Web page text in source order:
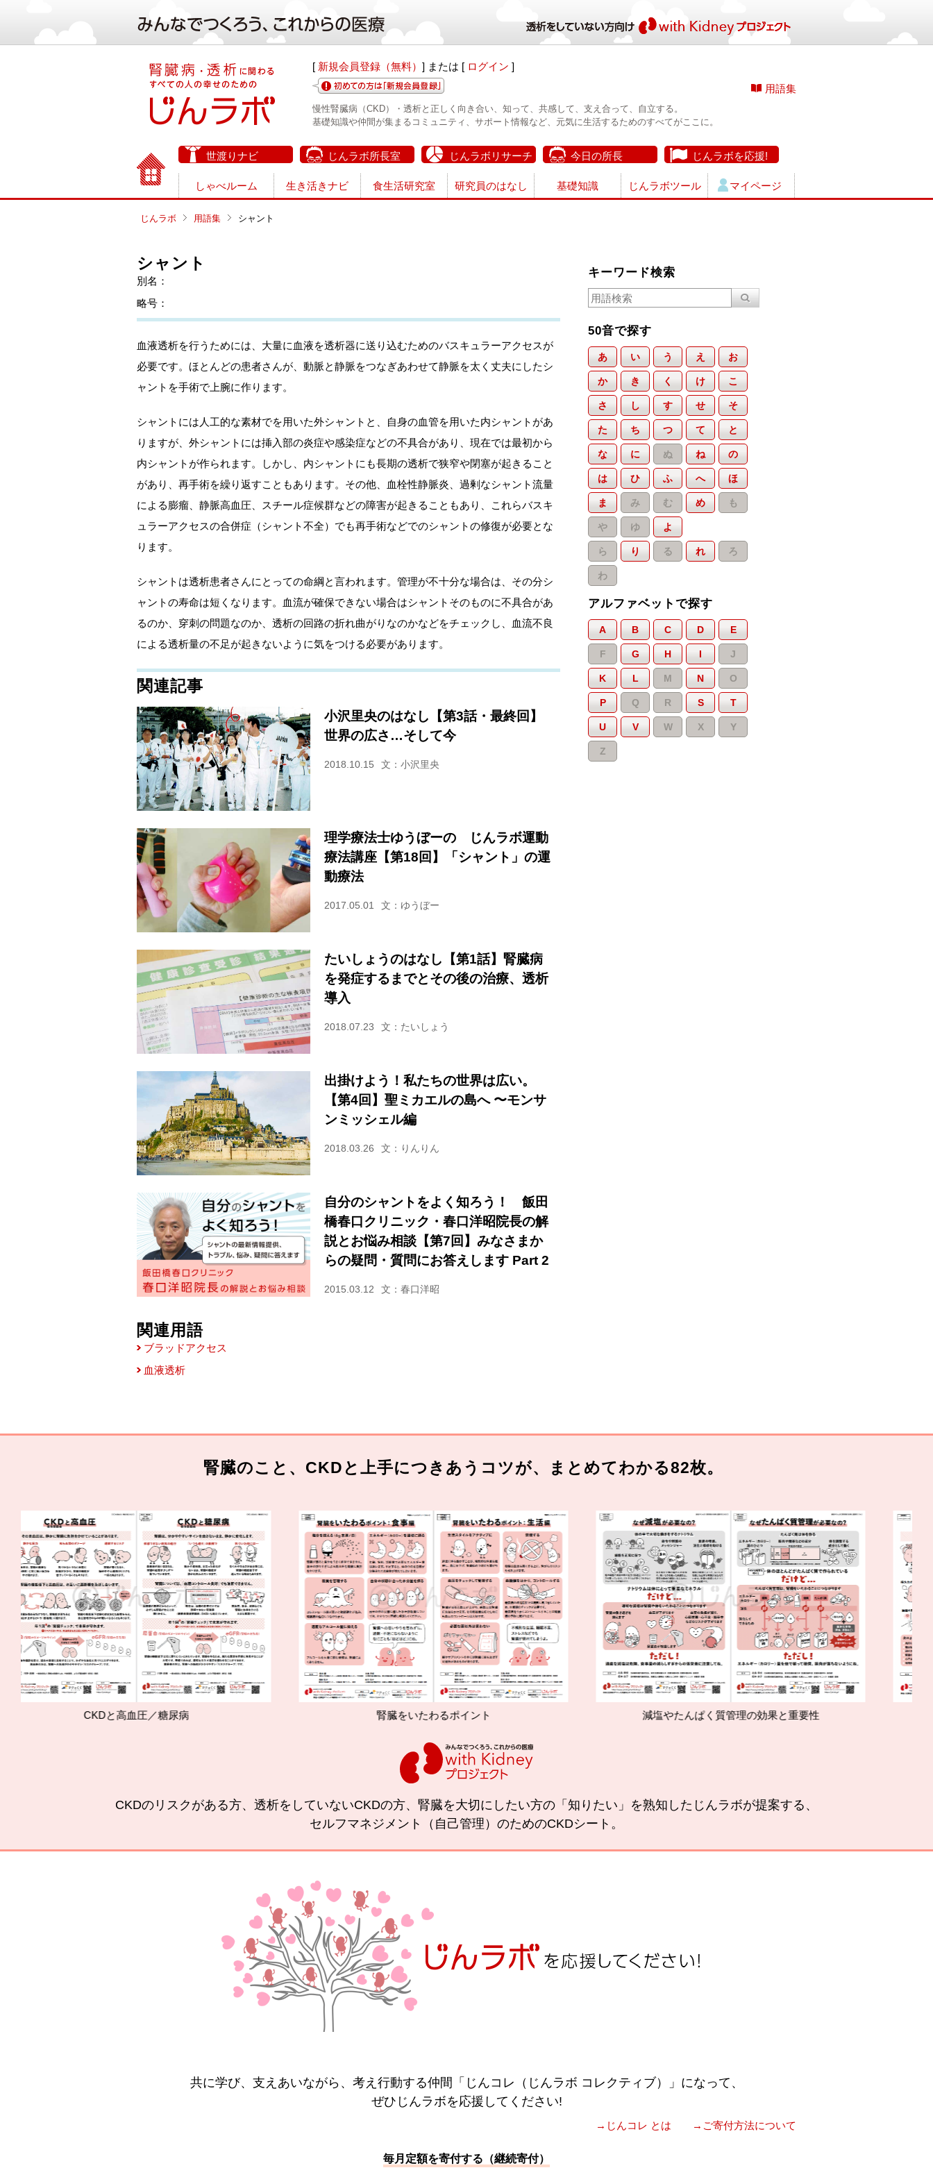
[ 新規会員登録（無料） ] または [ ログイン ]
用語集
慢性腎臓病（CKD）・透析と正しく向き合い、知って、共感して、支え合って、自立する。
基礎知識や仲間が集まるコミュニティ、サポート情報など、元気に生活するためのすべてがここに。
世渡りナビ じんラボ所長室 じんラボリサーチ 今日の所長 じんラボを応援!
しゃべルーム 生き活きナビ 食生活研究室 研究員のはなし 基礎知識 じんラボツール マイページ
じんラボ 用語集 シャント
シャント
別名：
略号：
血液透析を行うためには、大量に血液を透析器に送り込むためのバスキュラーアクセスが
必要です。ほとんどの患者さんが、動脈と静脈をつなぎあわせて静脈を太く丈夫にしたシ
ャントを手術で上腕に作ります。
シャントには人工的な素材でを用いた外シャントと、自身の血管を用いた内シャントがあ
りますが、外シャントには挿入部の炎症や感染症などの不具合があり、現在では最初から
内シャントが作られます。しかし、内シャントにも長期の透析で狭窄や閉塞が起きること
があり、再手術を繰り返すこともあります。その他、血栓性静脈炎、過剰なシャント流量
による膨瘤、静脈高血圧、スチール症候群などの障害が起きることもあり、これらバスキ
ュラーアクセスの合併症（シャント不全）でも再手術などでのシャントの修復が必要とな
ります。
シャントは透析患者さんにとっての命綱と言われます。管理が不十分な場合は、その分シ
ャントの寿命は短くなります。血流が確保できない場合はシャントそのものに不具合があ
るのか、穿刺の問題なのか、透析の回路の折れ曲がりなのかなどをチェックし、血流不良
による透析量の不足が起きないように気をつける必要があります。
関連記事
小沢里央のはなし【第3話・最終回】
世界の広さ…そして今
2018.10.15 文：小沢里央
理学療法士ゆうぼーの じんラボ運動
療法講座【第18回】「シャント」の運
動療法
2017.05.01 文：ゆうぼー
たいしょうのはなし【第1話】腎臓病
を発症するまでとその後の治療、透析
導入
2018.07.23 文：たいしょう
出掛けよう！私たちの世界は広い。
【第4回】聖ミカエルの島へ 〜モンサ
ンミッシェル編
2018.03.26 文：りんりん
自分のシャントをよく知ろう！ 飯田
橋春口クリニック・春口洋昭院長の解
説とお悩み相談【第7回】みなさまか
らの疑問・質問にお答えします Part 2
2015.03.12 文：春口洋昭
関連用語
ブラッドアクセス
血液透析
キーワード検索
50音で探す
あ い う え お
か き く け こ
さ し す せ そ
た ち つ て と
な に ぬ ね の
は ひ ふ へ ほ
ま み む め も
や ゆ よ
ら り る れ ろ
わ
アルファベットで探す
A B C D E
F G H I J
K L M N O
P Q R S T
U V W X Y
Z
腎臓のこと、CKDと上手につきあうコツが、まとめてわかる82枚。
と高血圧／糖尿病 腎臓をいたわるポイント 減塩やたんぱく質管理の効果と重要性
CKDのリスクがある方、透析をしていないCKDの方、腎臓を大切にしたい方の「知りたい」を熟知したじんラボが提案する、
セルフマネジメント（自己管理）のためのCKDシート。
共に学び、支えあいながら、考え行動する仲間「じんコレ（じんラボ コレクティブ）」になって、
ぜひじんラボを応援してください!
→じんコレ とは →ご寄付方法について
毎月定額を寄付する（継続寄付）